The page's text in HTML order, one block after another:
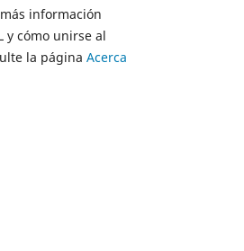
información
y cómo unirse al
la página Acerca